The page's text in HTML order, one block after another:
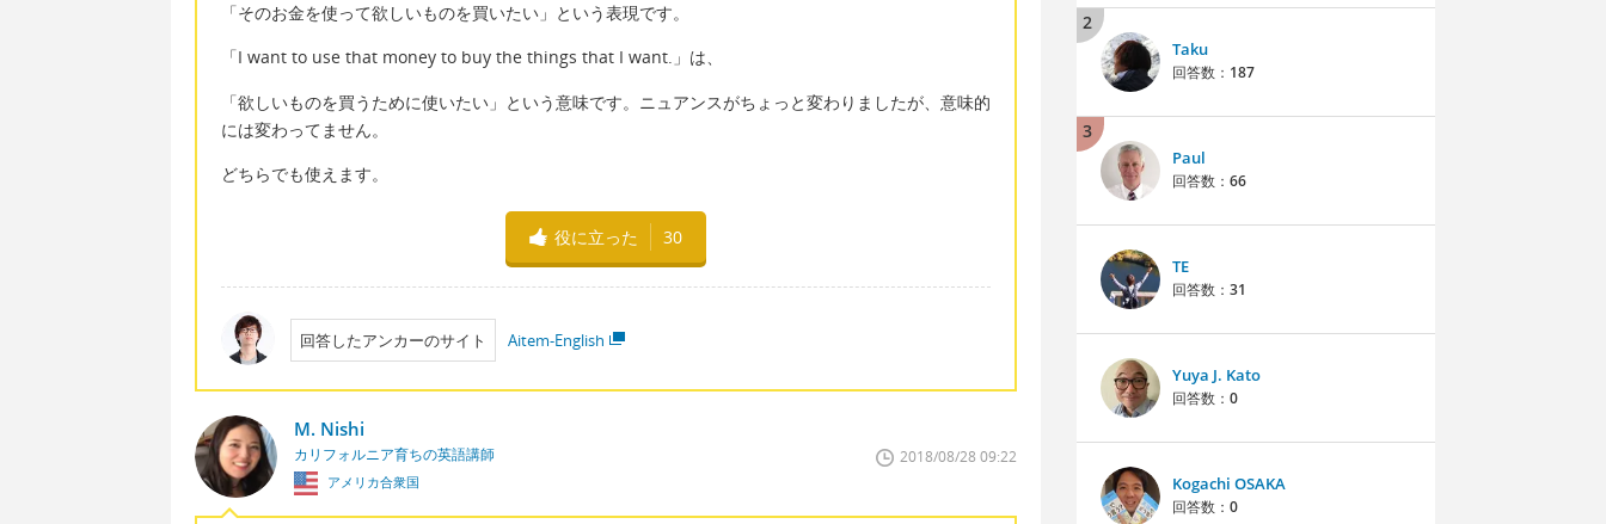
「そのお金を使って欲しいものを買いたい」という表現です。
「I want to use that money to buy the things that I want.」は、
「欲しいものを買うために使いたい」という意味です。ニュアンスがちょっと変わりましたが、意味的
には変わってません。
どちらでも使えます。
役に立った 30
回答したアンカーのサイト Aitem-English
M. Nishi
カリフォルニア育ちの英語講師
アメリカ合衆国
2018/08/28 09:22
2
Taku
回答数： 187
3
Paul
回答数： 66
TE
回答数： 31
Yuya J. Kato
回答数： 0
Kogachi OSAKA
回答数： 0